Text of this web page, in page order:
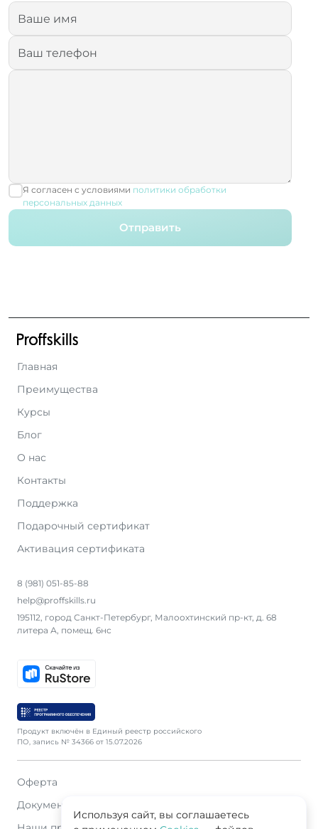
Я согласен с условиями политики обработки
персональных данных
Отправить
Главная
Преимущества
Курсы
Блог
О нас
Контакты
Поддержка
Подарочный сертификат
Активация сертификата
8 (981) 051-85-88
help@proffskills.ru
195112, город Санкт-Петербург, Малоохтинский пр-кт, д. 68
литера А, помещ. 6нс
Продукт включён в Единый реестр российского
ПО, запись № 34366 от 15.07.2026
Оферта
Документация
Используя сайт, вы соглашаетесь